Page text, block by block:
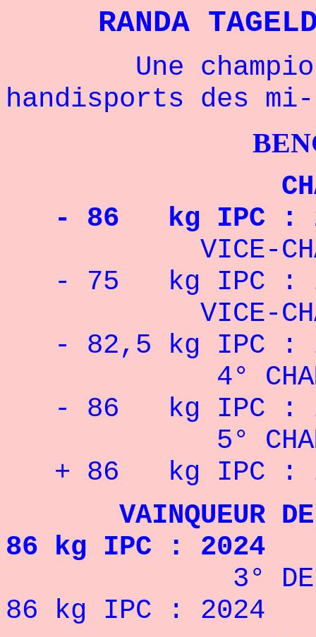
RANDA
Une
handisports des
- 86 kg IPC
:
VICE-
- 75 kg IPC
:
VICE-
- 82,5 kg IPC :
4°
- 86 kg IPC :
5°
+ 86 kg IPC :
VAINQUEUR DE
86 kg IPC : 2024
3° DE LA
86 kg IPC : 2024